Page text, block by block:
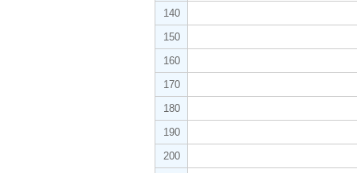
140
150
160
170
180
190
200